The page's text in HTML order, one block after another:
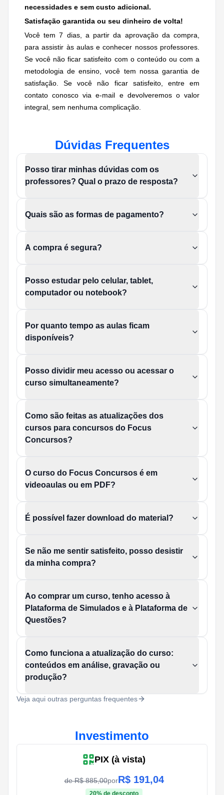
necessidades e sem custo adicional.
Satisfação garantida ou seu dinheiro de volta!
Você tem 7 dias, a partir da aprovação da compra,
para assistir às aulas e conhecer nossos professores.
Se você não ficar satisfeito com o conteúdo ou com a
metodologia de ensino, você tem nossa garantia de
satisfação. Se você não ficar satisfeito, entre em
contato conosco via e-mail e devolveremos o valor
integral, sem nenhuma complicação.
Dúvidas Frequentes
Posso tirar minhas dúvidas com os
professores? Qual o prazo de resposta?
Quais são as formas de pagamento?
A compra é segura?
Posso estudar pelo celular, tablet,
computador ou notebook?
Por quanto tempo as aulas ficam
disponíveis?
Posso dividir meu acesso ou acessar o
curso simultaneamente?
Como são feitas as atualizações dos
cursos para concursos do Focus
Concursos?
O curso do Focus Concursos é em
videoaulas ou em PDF?
É possível fazer download do material?
Se não me sentir satisfeito, posso desistir
da minha compra?
Ao comprar um curso, tenho acesso à
Plataforma de Simulados e à Plataforma de
Questões?
Como funciona a atualização do curso:
conteúdos em análise, gravação ou
produção?
Veja aqui outras perguntas frequentes
Investimento
PIX (à vista)
de R$885,00porR$ 191,04
20% de desconto